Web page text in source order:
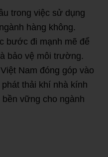
trong việc sử dụng
hàng không.
bước đi mạnh mẽ để
bảo vệ môi trường.
Nam đóng góp vào
thải khí nhà kính
vững cho ngành